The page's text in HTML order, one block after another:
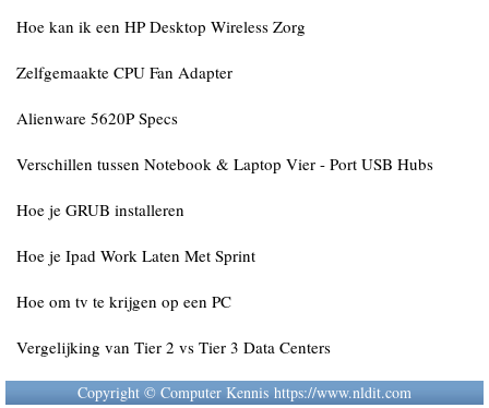
Hoe kan ik een HP Desktop Wireless Zorg
Zelfgemaakte CPU Fan Adapter
Alienware 5620P Specs
Verschillen tussen Notebook & Laptop Vier - Port USB Hubs
Hoe je GRUB installeren
Hoe je Ipad Work Laten Met Sprint
Hoe om tv te krijgen op een PC
Vergelijking van Tier 2 vs Tier 3 Data Centers
Copyright © Computer Kennis https://www.nldit.com